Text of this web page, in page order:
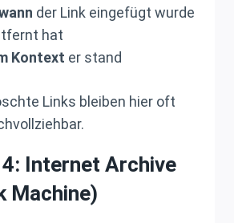
der Link eingefügt wurde
hat
Kontext er stand
Links bleiben hier oft
Internet Archive
Machine)